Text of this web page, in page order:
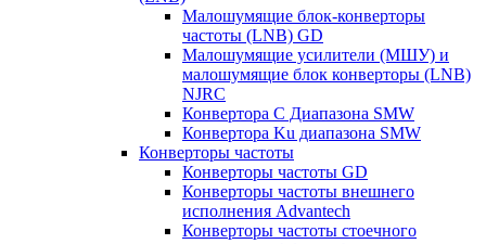
Малошумящие блок-конверторы
частоты (LNB) GD
Малошумящие усилители (МШУ) и
малошумящие блок конверторы (LNB)
NJRC
Конвертора C Диапазона SMW
Конвертора Ku диапазона SMW
Конверторы частоты
Конверторы частоты GD
Конверторы частоты внешнего
исполнения Advantech
Конверторы частоты стоечного